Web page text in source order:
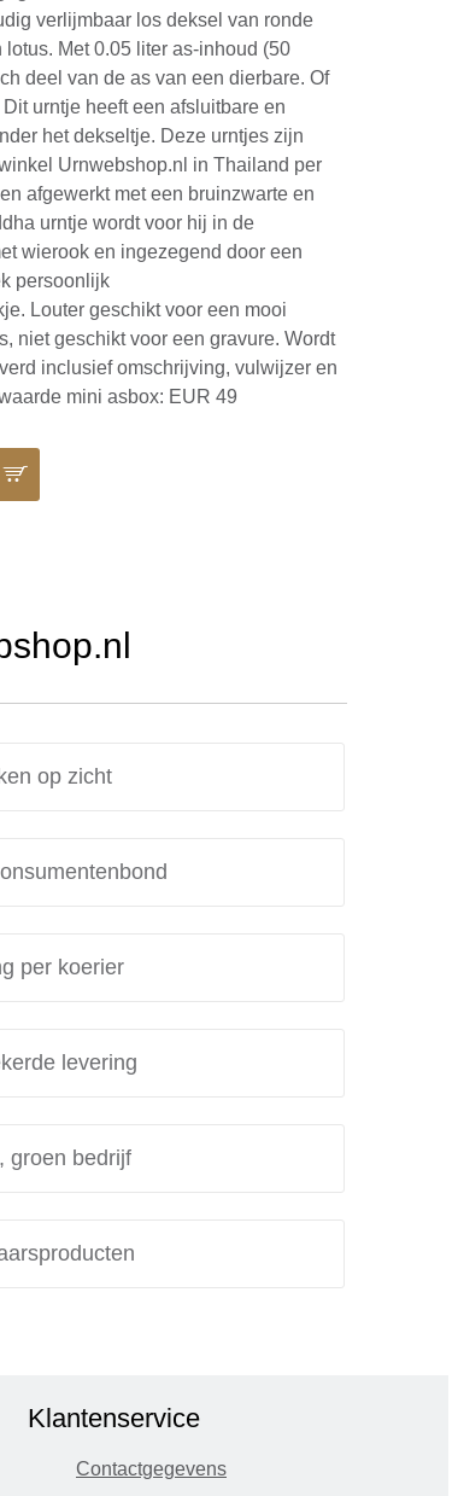
verlijmbaar los deksel van ronde
Met 0.05 liter as-inhoud (50
deel van de as van een dierbare. Of
urntje heeft een afsluitbare en
het dekseltje. Deze urntjes zijn
Urnwebshop.nl in Thailand per
afgewerkt met een bruinzwarte en
urntje wordt voor hij in de
wierook en ingezegend door een
persoonlijk
Louter geschikt voor een mooi
niet geschikt voor een gravure. Wordt
inclusief omschrijving, vulwijzer en
mini asbox: EUR 49
op zicht
per koerier
levering
groen bedrijf
Klantenservice
Contactgegevens